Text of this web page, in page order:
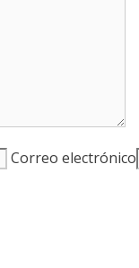
Correo electrónico